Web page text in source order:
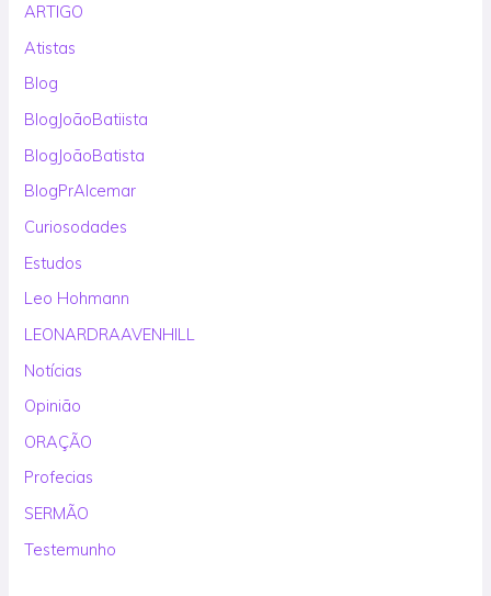
ARTIGO
Atistas
Blog
BlogJoãoBatiista
BlogJoãoBatista
BlogPrAlcemar
Curiosodades
Estudos
Leo Hohmann
LEONARDRAAVENHILL
Notícias
Opinião
ORAÇÃO
Profecias
SERMÃO
Testemunho